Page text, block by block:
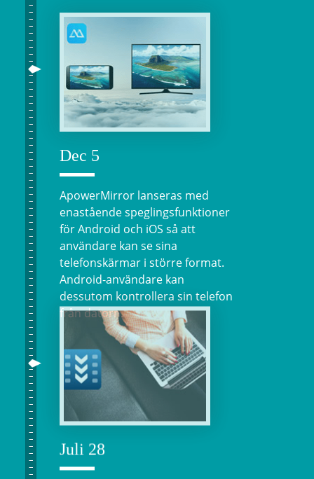
Dec 5
ApowerMirror lanseras med
enastående speglingsfunktioner
för Android och iOS så att
användare kan se sina
telefonskärmar i större format.
Android-användare kan
dessutom kontrollera sin telefon
från datorn.
Juli 28